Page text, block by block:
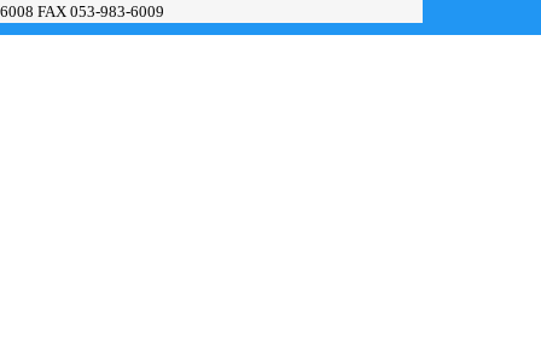
6008 FAX 053-983-6009